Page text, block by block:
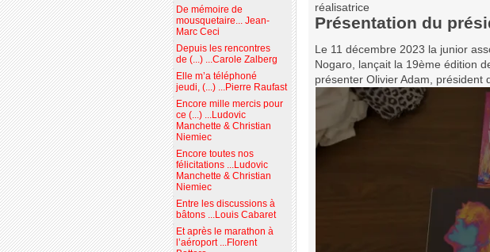
réalisatrice
Présentation du
Le 11 décembre 2023 la junior
Nogaro, lançait la 19ème édition
présenter Olivier Adam, président
De mémoire de
mousquetaire... Jean-
Marc Ceci
Depuis les rencontres
de (...) ...Carole Zalberg
Elle m’a téléphoné
jeudi, (...) ...Pierre Raufast
Encore mille mercis pour
ce (...) ...Ludovic
Manchette & Christian
Niemiec
Encore toutes nos
félicitations ...Ludovic
Manchette & Christian
Niemiec
Entre les discussions à
bâtons ...Louis Cabaret
Et après le marathon à
l’aéroport ...Florent